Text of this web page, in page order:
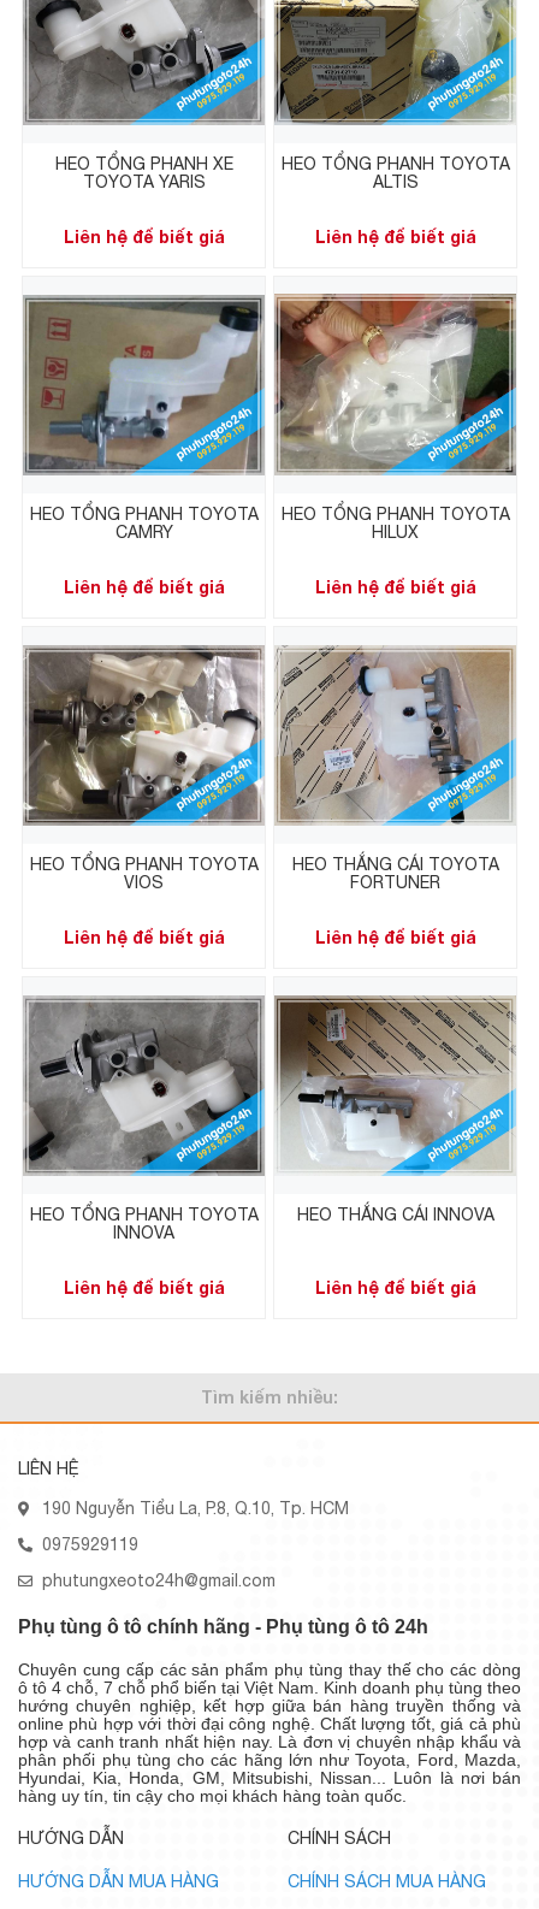
HEO TỔNG PHANH XE
TOYOTA YARIS
Liên hệ để biết giá
HEO TỔNG PHANH TOYOTA
ALTIS
Liên hệ để biết giá
HEO TỔNG PHANH TOYOTA
CAMRY
Liên hệ để biết giá
HEO TỔNG PHANH TOYOTA
HILUX
Liên hệ để biết giá
HEO TỔNG PHANH TOYOTA
VIOS
Liên hệ để biết giá
HEO THẮNG CÁI TOYOTA
FORTUNER
Liên hệ để biết giá
HEO TỔNG PHANH TOYOTA
INNOVA
Liên hệ để biết giá
HEO THẮNG CÁI INNOVA
Liên hệ để biết giá
Tìm kiếm nhiều:
LIÊN HỆ
190 Nguyễn Tiểu La, P.8, Q.10, Tp. HCM
0975929119
phutungxeoto24h@gmail.com
Phụ tùng ô tô chính hãng - Phụ tùng ô tô 24h
Chuyên cung cấp các sản phẩm phụ tùng thay thế cho các dòng
ô tô 4 chỗ, 7 chỗ phổ biến tại Việt Nam. Kinh doanh phụ tùng theo
hướng chuyên nghiệp, kết hợp giữa bán hàng truyền thống và
online phù hợp với thời đại công nghệ. Chất lượng tốt, giá cả phù
hợp và canh tranh nhất hiện nay. Là đơn vị chuyên nhập khẩu và
phân phối phụ tùng cho các hãng lớn như Toyota, Ford, Mazda,
Hyundai, Kia, Honda, GM, Mitsubishi, Nissan... Luôn là nơi bán
hàng uy tín, tin cậy cho mọi khách hàng toàn quốc.
HƯỚNG DẪN
HƯỚNG DẪN MUA HÀNG
CHÍNH SÁCH
CHÍNH SÁCH MUA HÀNG